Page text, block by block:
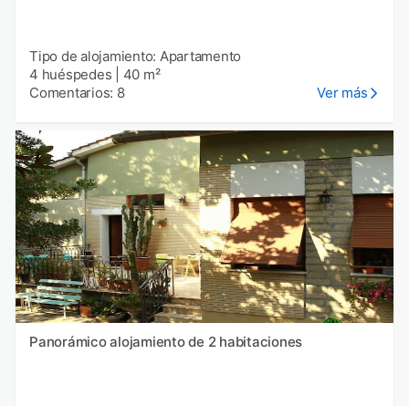
Tipo de alojamiento: Apartamento
4 huéspedes
40 m²
Comentarios: 8
Ver más
Panorámico alojamiento de 2 habitaciones